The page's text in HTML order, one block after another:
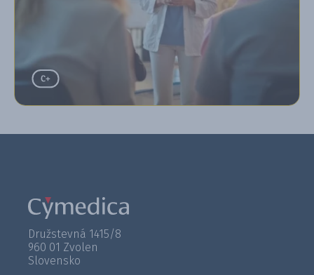
Družstevná 1415/8
960 01 Zvolen
Slovensko